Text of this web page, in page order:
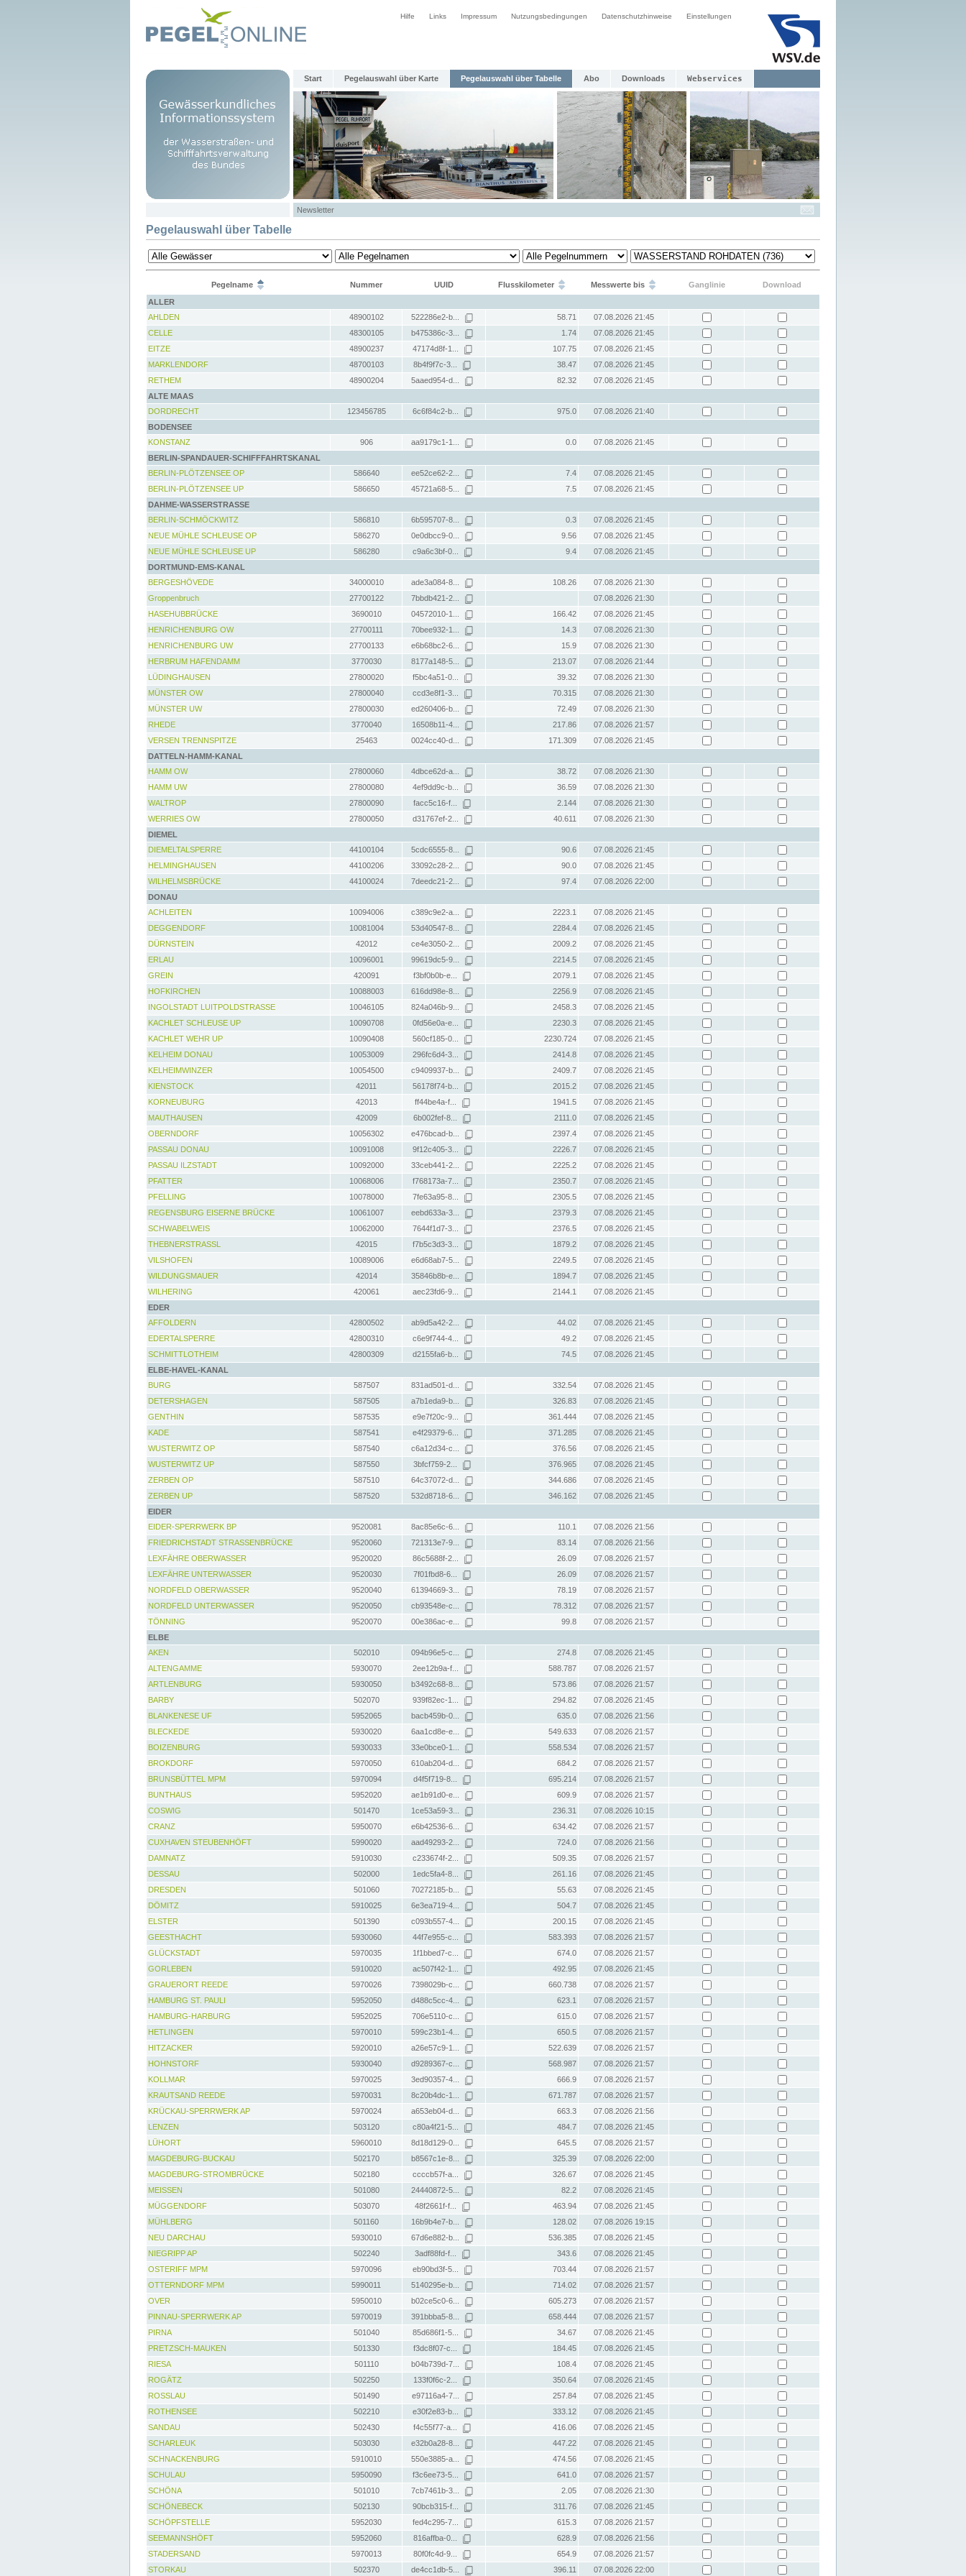
Hilfe Links Impressum Nutzungsbedingungen Datenschutzhinweise Einstellungen
Start Pegelauswahl über Karte Pegelauswahl über Tabelle Abo Downloads Webservices
Newsletter
Pegelauswahl über Tabelle
Pegelname Nummer UUID Flusskilometer Messwerte bis Ganglinie
Download
ALLER
AHLDEN
48900102 522286e2-b... 58.71
07.08.2026 21:45
CELLE
48300105 b475386c-3... 1.74
07.08.2026 21:45
EITZE
48900237 47174d8f-1... 107.75
07.08.2026 21:45
MARKLENDORF
48700103 8b4f9f7c-3... 38.47
07.08.2026 21:45
RETHEM
48900204 5aaed954-d... 82.32
07.08.2026 21:45
ALTE MAAS
DORDRECHT
123456785 6c6f84c2-b... 975.0
07.08.2026 21:40
BODENSEE
KONSTANZ
906 aa9179c1-1... 0.0
07.08.2026 21:45
BERLIN-SPANDAUER-SCHIFFFAHRTSKANAL
BERLIN-PLÖTZENSEE OP
586640 ee52ce62-2... 7.4
07.08.2026 21:45
BERLIN-PLÖTZENSEE UP
586650 45721a68-5... 7.5
07.08.2026 21:45
DAHME-WASSERSTRASSE
BERLIN-SCHMÖCKWITZ
586810 6b595707-8... 0.3
07.08.2026 21:45
NEUE MÜHLE SCHLEUSE OP
586270 0e0dbcc9-0... 9.56
07.08.2026 21:45
NEUE MÜHLE SCHLEUSE UP
586280 c9a6c3bf-0... 9.4
07.08.2026 21:45
DORTMUND-EMS-KANAL
BERGESHÖVEDE
34000010 ade3a084-8... 108.26
07.08.2026 21:30
Groppenbruch
27700122 7bbdb421-2...
07.08.2026 21:30
HASEHUBBRÜCKE
3690010 04572010-1... 166.42
07.08.2026 21:45
HENRICHENBURG OW
27700111 70bee932-1... 14.3
07.08.2026 21:30
HENRICHENBURG UW
27700133 e6b68bc2-6... 15.9
07.08.2026 21:30
HERBRUM HAFENDAMM
3770030 8177a148-5... 213.07
07.08.2026 21:44
LÜDINGHAUSEN
27800020 f5bc4a51-0... 39.32
07.08.2026 21:30
MÜNSTER OW
27800040 ccd3e8f1-3... 70.315
07.08.2026 21:30
MÜNSTER UW
27800030 ed260406-b... 72.49
07.08.2026 21:30
RHEDE
3770040 16508b11-4... 217.86
07.08.2026 21:57
VERSEN TRENNSPITZE
25463 0024cc40-d... 171.309
07.08.2026 21:45
DATTELN-HAMM-KANAL
HAMM OW
27800060 4dbce62d-a... 38.72
07.08.2026 21:30
HAMM UW
27800080 4ef9dd9c-b... 36.59
07.08.2026 21:30
WALTROP
27800090 facc5c16-f... 2.144
07.08.2026 21:30
WERRIES OW
27800050 d31767ef-2... 40.611
07.08.2026 21:30
DIEMEL
DIEMELTALSPERRE
44100104 5cdc6555-8... 90.6
07.08.2026 21:45
HELMINGHAUSEN
44100206 33092c28-2... 90.0
07.08.2026 21:45
WILHELMSBRÜCKE
44100024 7deedc21-2... 97.4
07.08.2026 22:00
DONAU
ACHLEITEN
10094006 c389c9e2-a... 2223.1
07.08.2026 21:45
DEGGENDORF
10081004 53d40547-8... 2284.4
07.08.2026 21:45
DÜRNSTEIN
42012 ce4e3050-2... 2009.2
07.08.2026 21:45
ERLAU
10096001 99619dc5-9... 2214.5
07.08.2026 21:45
GREIN
420091 f3bf0b0b-e... 2079.1
07.08.2026 21:45
HOFKIRCHEN
10088003 616dd98e-8... 2256.9
07.08.2026 21:45
INGOLSTADT LUITPOLDSTRASSE
10046105 824a046b-9... 2458.3
07.08.2026 21:45
KACHLET SCHLEUSE UP
10090708 0fd56e0a-e... 2230.3
07.08.2026 21:45
KACHLET WEHR UP
10090408 560cf185-0... 2230.724
07.08.2026 21:45
KELHEIM DONAU
10053009 296fc6d4-3... 2414.8
07.08.2026 21:45
KELHEIMWINZER
10054500 c9409937-b... 2409.7
07.08.2026 21:45
KIENSTOCK
42011 56178f74-b... 2015.2
07.08.2026 21:45
KORNEUBURG
42013 ff44be4a-f... 1941.5
07.08.2026 21:45
MAUTHAUSEN
42009 6b002fef-8... 2111.0
07.08.2026 21:45
OBERNDORF
10056302 e476bcad-b... 2397.4
07.08.2026 21:45
PASSAU DONAU
10091008 9f12c405-3... 2226.7
07.08.2026 21:45
PASSAU ILZSTADT
10092000 33ceb441-2... 2225.2
07.08.2026 21:45
PFATTER
10068006 f768173a-7... 2350.7
07.08.2026 21:45
PFELLING
10078000 7fe63a95-8... 2305.5
07.08.2026 21:45
REGENSBURG EISERNE BRÜCKE
10061007 eebd633a-3... 2379.3
07.08.2026 21:45
SCHWABELWEIS
10062000 7644f1d7-3... 2376.5
07.08.2026 21:45
THEBNERSTRASSL
42015 f7b5c3d3-3... 1879.2
07.08.2026 21:45
VILSHOFEN
10089006 e6d68ab7-5... 2249.5
07.08.2026 21:45
WILDUNGSMAUER
42014 35846b8b-e... 1894.7
07.08.2026 21:45
WILHERING
420061 aec23fd6-9... 2144.1
07.08.2026 21:45
EDER
AFFOLDERN
42800502 ab9d5a42-2... 44.02
07.08.2026 21:45
EDERTALSPERRE
42800310 c6e9f744-4... 49.2
07.08.2026 21:45
SCHMITTLOTHEIM
42800309 d2155fa6-b... 74.5
07.08.2026 21:45
ELBE-HAVEL-KANAL
BURG
587507 831ad501-d... 332.54
07.08.2026 21:45
DETERSHAGEN
587505 a7b1eda9-b... 326.83
07.08.2026 21:45
GENTHIN
587535 e9e7f20c-9... 361.444
07.08.2026 21:45
KADE
587541 e4f29379-6... 371.285
07.08.2026 21:45
WUSTERWITZ OP
587540 c6a12d34-c... 376.56
07.08.2026 21:45
WUSTERWITZ UP
587550 3bfcf759-2... 376.965
07.08.2026 21:45
ZERBEN OP
587510 64c37072-d... 344.686
07.08.2026 21:45
ZERBEN UP
587520 532d8718-6... 346.162
07.08.2026 21:45
EIDER
EIDER-SPERRWERK BP
9520081 8ac85e6c-6... 110.1
07.08.2026 21:56
FRIEDRICHSTADT STRASSENBRÜCKE
9520060 721313e7-9... 83.14
07.08.2026 21:56
LEXFÄHRE OBERWASSER
9520020 86c5688f-2... 26.09
07.08.2026 21:57
LEXFÄHRE UNTERWASSER
9520030 7f01fbd8-6... 26.09
07.08.2026 21:57
NORDFELD OBERWASSER
9520040 61394669-3... 78.19
07.08.2026 21:57
NORDFELD UNTERWASSER
9520050 cb93548e-c... 78.312
07.08.2026 21:57
TÖNNING
9520070 00e386ac-e... 99.8
07.08.2026 21:57
ELBE
AKEN
502010 094b96e5-c... 274.8
07.08.2026 21:45
ALTENGAMME
5930070 2ee12b9a-f... 588.787
07.08.2026 21:57
ARTLENBURG
5930050 b3492c68-8... 573.86
07.08.2026 21:57
BARBY
502070 939f82ec-1... 294.82
07.08.2026 21:45
BLANKENESE UF
5952065 bacb459b-0... 635.0
07.08.2026 21:56
BLECKEDE
5930020 6aa1cd8e-e... 549.633
07.08.2026 21:57
BOIZENBURG
5930033 33e0bce0-1... 558.534
07.08.2026 21:57
BROKDORF
5970050 610ab204-d... 684.2
07.08.2026 21:57
BRUNSBÜTTEL MPM
5970094 d4f5f719-8... 695.214
07.08.2026 21:57
BUNTHAUS
5952020 ae1b91d0-e... 609.9
07.08.2026 21:57
COSWIG
501470 1ce53a59-3... 236.31
07.08.2026 10:15
CRANZ
5950070 e6b42536-6... 634.42
07.08.2026 21:57
CUXHAVEN STEUBENHÖFT
5990020 aad49293-2... 724.0
07.08.2026 21:56
DAMNATZ
5910030 c233674f-2... 509.35
07.08.2026 21:57
DESSAU
502000 1edc5fa4-8... 261.16
07.08.2026 21:45
DRESDEN
501060 70272185-b... 55.63
07.08.2026 21:45
DÖMITZ
5910025 6e3ea719-4... 504.7
07.08.2026 21:45
ELSTER
501390 c093b557-4... 200.15
07.08.2026 21:45
GEESTHACHT
5930060 44f7e955-c... 583.393
07.08.2026 21:57
GLÜCKSTADT
5970035 1f1bbed7-c... 674.0
07.08.2026 21:57
GORLEBEN
5910020 ac507f42-1... 492.95
07.08.2026 21:45
GRAUERORT REEDE
5970026 7398029b-c... 660.738
07.08.2026 21:57
HAMBURG ST. PAULI
5952050 d488c5cc-4... 623.1
07.08.2026 21:57
HAMBURG-HARBURG
5952025 706e5110-c... 615.0
07.08.2026 21:57
HETLINGEN
5970010 599c23b1-4... 650.5
07.08.2026 21:57
HITZACKER
5920010 a26e57c9-1... 522.639
07.08.2026 21:57
HOHNSTORF
5930040 d9289367-c... 568.987
07.08.2026 21:57
KOLLMAR
5970025 3ed90357-4... 666.9
07.08.2026 21:57
KRAUTSAND REEDE
5970031 8c20b4dc-1... 671.787
07.08.2026 21:57
KRÜCKAU-SPERRWERK AP
5970024 a653eb04-d... 663.3
07.08.2026 21:56
LENZEN
503120 c80a4f21-5... 484.7
07.08.2026 21:45
LÜHORT
5960010 8d18d129-0... 645.5
07.08.2026 21:57
MAGDEBURG-BUCKAU
502170 b8567c1e-8... 325.39
07.08.2026 22:00
MAGDEBURG-STROMBRÜCKE
502180 ccccb57f-a... 326.67
07.08.2026 21:45
MEISSEN
501080 24440872-5... 82.2
07.08.2026 21:45
MÜGGENDORF
503070 48f2661f-f... 463.94
07.08.2026 21:45
MÜHLBERG
501160 16b9b4e7-b... 128.02
07.08.2026 19:15
NEU DARCHAU
5930010 67d6e882-b... 536.385
07.08.2026 21:45
NIEGRIPP AP
502240 3adf88fd-f... 343.6
07.08.2026 21:45
OSTERIFF MPM
5970096 eb90bd3f-5... 703.44
07.08.2026 21:57
OTTERNDORF MPM
5990011 5140295e-b... 714.02
07.08.2026 21:57
OVER
5950010 b02ce5c0-6... 605.273
07.08.2026 21:57
PINNAU-SPERRWERK AP
5970019 391bbba5-8... 658.444
07.08.2026 21:57
PIRNA
501040 85d686f1-5... 34.67
07.08.2026 21:45
PRETZSCH-MAUKEN
501330 f3dc8f07-c... 184.45
07.08.2026 21:45
RIESA
501110 b04b739d-7... 108.4
07.08.2026 21:45
ROGÄTZ
502250 133f0f6c-2... 350.64
07.08.2026 21:45
ROSSLAU
501490 e97116a4-7... 257.84
07.08.2026 21:45
ROTHENSEE
502210 e30f2e83-b... 333.12
07.08.2026 21:45
SANDAU
502430 f4c55f77-a... 416.06
07.08.2026 21:45
SCHARLEUK
503030 e32b0a28-8... 447.22
07.08.2026 21:45
SCHNACKENBURG
5910010 550e3885-a... 474.56
07.08.2026 21:45
SCHULAU
5950090 f3c6ee73-5... 641.0
07.08.2026 21:57
SCHÖNA
501010 7cb7461b-3... 2.05
07.08.2026 21:30
SCHÖNEBECK
502130 90bcb315-f... 311.76
07.08.2026 21:45
SCHÖPFSTELLE
5952030 fed4c295-7... 615.3
07.08.2026 21:57
SEEMANNSHÖFT
5952060 816affba-0... 628.9
07.08.2026 21:56
STADERSAND
5970013 80f0fc4d-9... 654.9
07.08.2026 21:57
STORKAU
502370 de4cc1db-5... 396.11 07.08.2026 22:00